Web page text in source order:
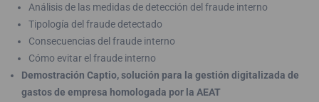
Análisis de las medidas de detección del fraude interno
Tipología del fraude detectado
Consecuencias del fraude interno
Cómo evitar el fraude interno
Demostración Captio, solución para la gestión digitalizada de
gastos de empresa homologada por la AEAT